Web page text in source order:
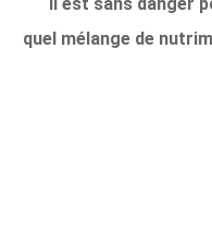
quel mélange de